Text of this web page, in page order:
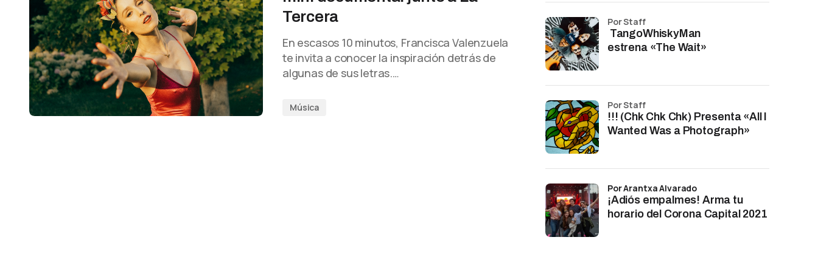
Tercera
En escasos 10 minutos, Francisca Valenzuela
te invita a conocer la inspiración detrás de
algunas de sus letras.…
Música
TangoWhiskyMan
estrena «The Wait»
por Staff
!!! (Chk Chk Chk) Presenta «All I
Wanted Was a Photograph»
por Staff
¡Adiós empalmes! Arma tu
horario del Corona Capital 2021
por Arantxa Alvarado